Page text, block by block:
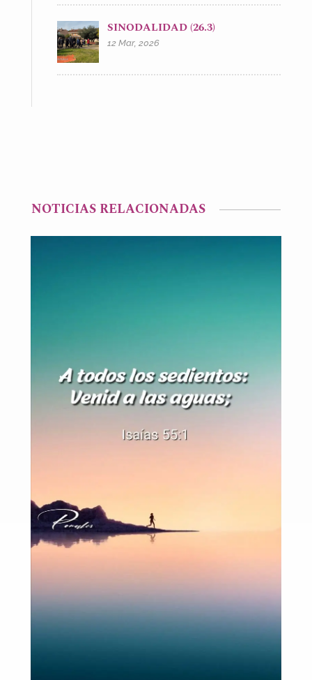
SINODALIDAD (26.3)
12 Mar, 2026
NOTICIAS RELACIONADAS